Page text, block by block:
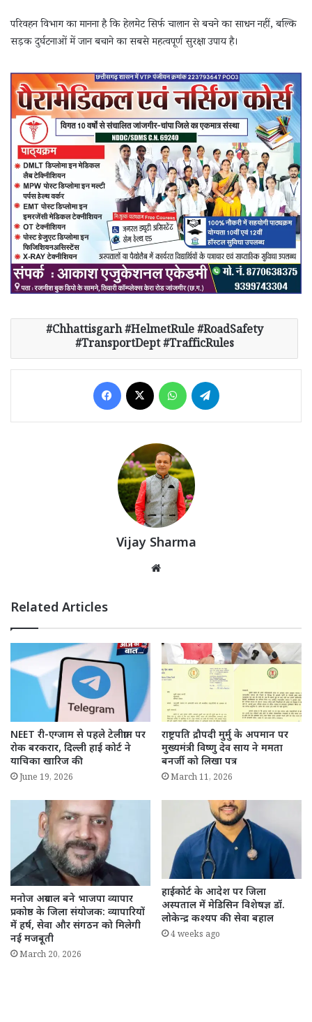
परिवहन विभाग का मानना है कि हेलमेट सिर्फ चालान से बचने का साधन नहीं, बल्कि
सड़क दुर्घटनाओं में जान बचाने का सबसे महत्वपूर्ण सुरक्षा उपाय है।
Chhattisgarh #HelmetRule #RoadSafety
#TransportDept #TrafficRules
Facebook WhatsApp
Vijay Sharma
Related Articles
NEET री-एग्जाम से पहले टेलीग्राम पर
रोक बरकरार, दिल्ली हाई कोर्ट ने
याचिका खारिज की
June 19, 2026
राष्ट्रपति द्रौपदी मुर्मु के अपमान पर
मुख्यमंत्री विष्णु देव साय ने ममता
बनर्जी को लिखा पत्र
March 11, 2026
मनोज अग्रवाल बने भाजपा व्यापार
प्रकोष्ठ के जिला संयोजक: व्यापारियों
में हर्ष, सेवा और संगठन को मिलेगी
नई मजबूती
March 20, 2026
हाईकोर्ट के आदेश पर जिला
अस्पताल में मेडिसिन विशेषज्ञ डॉ.
लोकेन्द्र कश्यप की सेवा बहाल
4 weeks ago